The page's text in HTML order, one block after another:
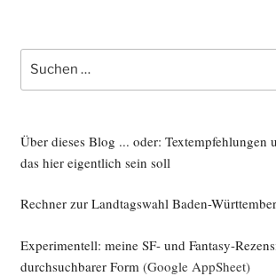
Suche
nach:
Über dieses Blog ... oder: Textempfehlungen
das hier eigentlich sein soll
Rechner zur Landtagswahl Baden-
Experimentell: meine SF- und Fantasy-
durchsuchbarer Form (Google AppSheet)